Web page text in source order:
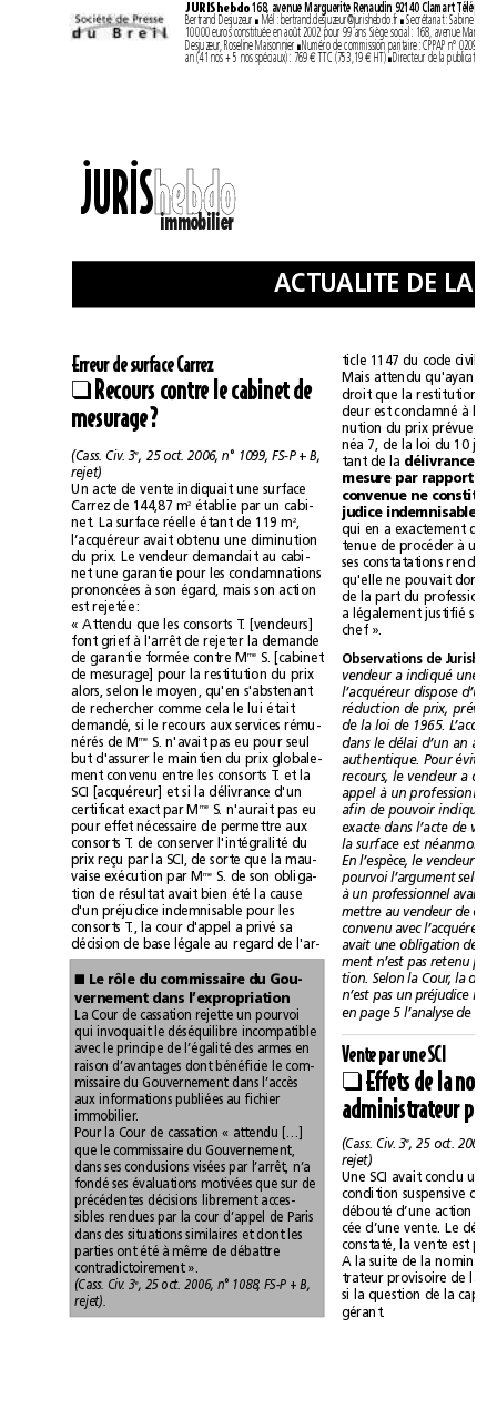
JURIShebdo
Bertrand Desjuzeur  Mél: bertrand.desjuzeur@jurishebdo.fr 

an (41 nos +5 nos spéciaux): 769 € TTC (753,19 € HT)
JURISh
he
eb
bd
do
o
immobilier
••
Erreur de sur
f
ace
C arrez
❑
Recours contre le cabinet de
mesurage?
(Cass. Civ. 3e
, 25 oct. 2006, n°1099, FS-P +B,
rejet)
Un acte de vente indiquait une surface
Carrez de 144,87m2
établie par un cabi-
net. La surface réelle étant de 119m2,
l’acquéreur avait obtenu une diminution
du prix. Le vendeur demandait au cabi-
net une garantie pour les condamnations
prononcées à son égard, mais son action
est rejetée:
font grief à l'arrêt de rejeter la demande
de garantie formée contre M
me
S. [cabinet
de mesurage] pour la restitution du prix
alors, selon le moyen, qu'en s'abstenant
de rechercher comme cela le lui était
demandé, si le recours aux services rému-
nérés de M
me
but d'assurer le maintien du prix globale-
ment convenu entre les consorts T.et la
SCI [acquéreur] et si la délivrance d'un
certificat exact par M
me
S. n'aurait pas eu
pour effet nécessaire de permettre aux
consorts T.de conserver l'intégralité du
prix reçu par la SCI, de sorte que la mau-
vaise exécution par M
me
S. de son obliga-
tion de résultat avait bien été la cause
d'un préjudice indemnisable pour les
consortsT., la cour d'appel a privé sa
décision de base légale au regard de l'ar-
judice indemnisable
chef».
Vente par une SCI
❑
(Cass. Civ. 3e
rejet)
gérant.
Le rôle du commissaire du Gou-
vernement dans l’expropriation
La Cour de cassation rejette un pourvoi
qui invoquait le déséquilibre incompatible
avec le principe de l’égalité des armes en
raison d’avantages dont bénéficie le com-
missaire du Gouvernement dans l’accès
aux informations publiées au fichier
immobilier.
que le commissaire du Gouvernement,
dans ses conclusions visées par l’arrêt, n’a
fondé ses évaluations motivées que sur de
précédentes décisions librement acces-
sibles rendues par la cour d’appel de Paris
dans des situations similaires et dont les
parties ont été à même de débattre
contradictoirement».
(Cass. Civ. 3e
, 25 oct. 2006, n°1088, FS-P +B,
rejet).